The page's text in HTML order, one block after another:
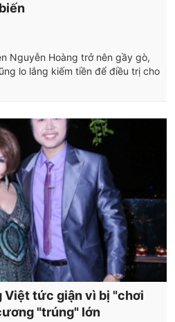
Nguyễn Hoàng trở nên gầy gò,
lo lắng kiếm tiền để điều trị cho
Việt tức giận vì bị "chơi
"trúng" lớn